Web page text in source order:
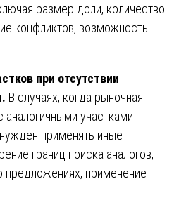
размер доли, количество
конфликтов, возможность
при отсутствии
В случаях, когда рыночная
участками
применять иные
границ поиска аналогов,
предложениях, применение